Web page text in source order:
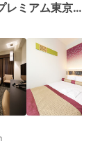
ホテルウィングインターナショナルプレミアム東京四谷